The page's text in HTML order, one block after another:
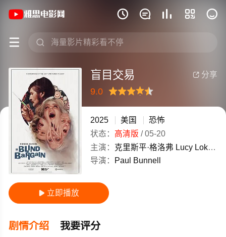
    
 
《盲目交易》(2025)美国英语高清电影
 分享
盲目交易
9.0
很差较差 推荐力荐
2025 美国
恐怖
状态： 高清版 /05-20
主演： 克里斯平·格洛弗 Lucy Loken
导演：
Paul Bunnell
 立即播放
剧情介绍 我要评分